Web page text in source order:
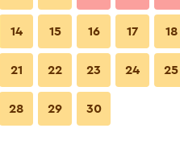
Habitación
Fotos
14 15 16 17 18
21 22 23 24 25
28 29 30